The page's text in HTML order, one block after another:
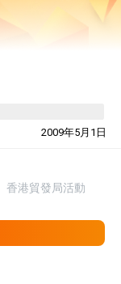
2009年5月1日
香港貿發局活動